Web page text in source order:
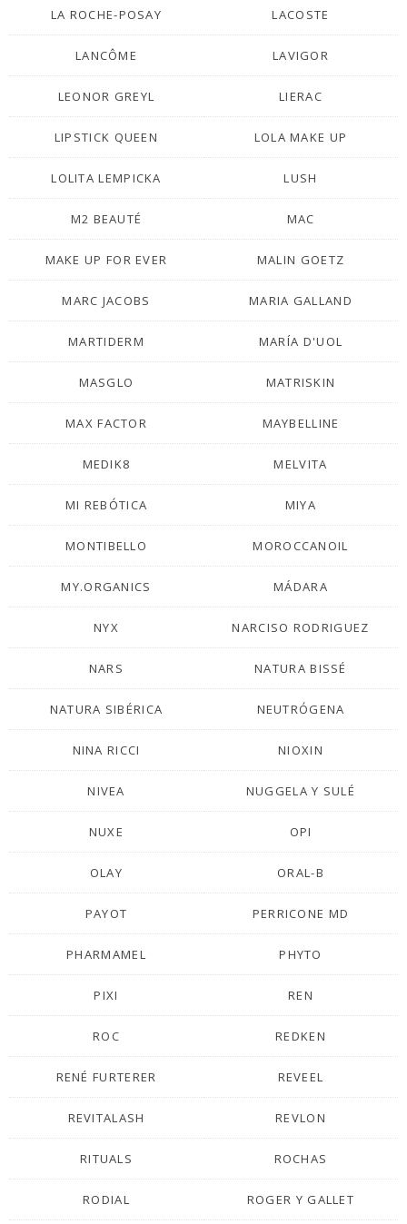
LA ROCHE-POSAY LACOSTE
LANCÔME LAVIGOR
LEONOR GREYL LIERAC
LIPSTICK QUEEN LOLA MAKE UP
LOLITA LEMPICKA LUSH
M2 BEAUTÉ MAC
MAKE UP FOR EVER MALIN GOETZ
MARC JACOBS MARIA GALLAND
MARTIDERM MARÍA D'UOL
MASGLO MATRISKIN
MAX FACTOR MAYBELLINE
MEDIK8 MELVITA
MI REBÓTICA MIYA
MONTIBELLO MOROCCANOIL
MY.ORGANICS MÁDARA
NYX NARCISO RODRIGUEZ
NARS NATURA BISSÉ
NATURA SIBÉRICA NEUTRÓGENA
NINA RICCI NIOXIN
NIVEA NUGGELA Y SULÉ
NUXE OPI
OLAY ORAL-B
PAYOT PERRICONE MD
PHARMAMEL PHYTO
PIXI REN
ROC REDKEN
RENÉ FURTERER REVEEL
REVITALASH REVLON
RITUALS ROCHAS
RODIAL ROGER Y GALLET